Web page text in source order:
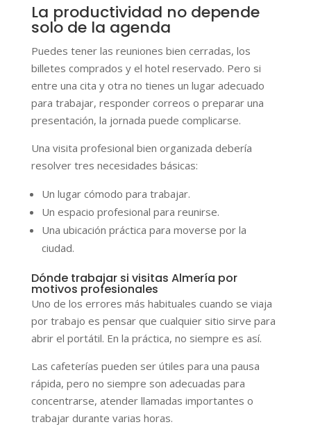
La productividad no depende
solo de la agenda
Puedes tener las reuniones bien cerradas, los
billetes comprados y el hotel reservado. Pero si
entre una cita y otra no tienes un lugar adecuado
para trabajar, responder correos o preparar una
presentación, la jornada puede complicarse.
Una visita profesional bien organizada debería
resolver tres necesidades básicas:
Un lugar cómodo para trabajar.
Un espacio profesional para reunirse.
Una ubicación práctica para moverse por la
ciudad.
Dónde trabajar si visitas Almería por
motivos profesionales
Uno de los errores más habituales cuando se viaja
por trabajo es pensar que cualquier sitio sirve para
abrir el portátil. En la práctica, no siempre es así.
Las cafeterías pueden ser útiles para una pausa
rápida, pero no siempre son adecuadas para
concentrarse, atender llamadas importantes o
trabajar durante varias horas.